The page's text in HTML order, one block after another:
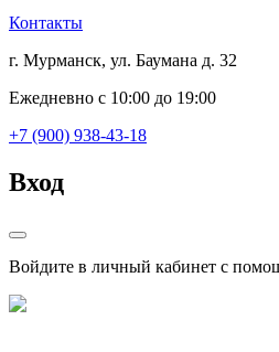
Контакты
г. Мурманск, ул. Баумана д. 32
Ежедневно с 10:00 до 19:00
+7 (900) 938-43-18
Вход
Войдите в личный кабинет с